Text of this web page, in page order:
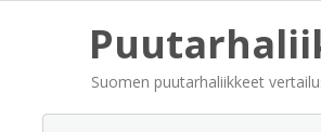
Suomen puutarhaliikkeet